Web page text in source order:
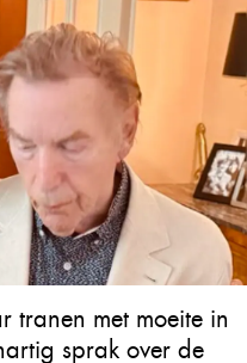
tranen met moeite in
sprak over de